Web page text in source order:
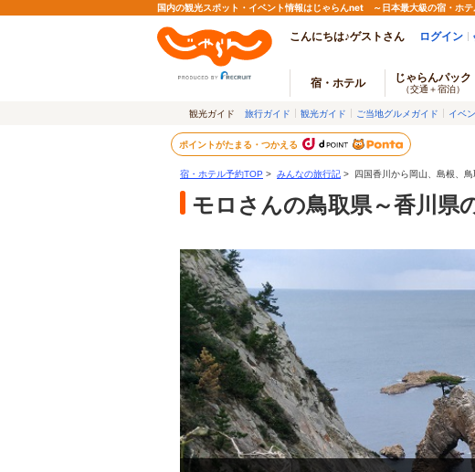
国内の観光スポット・イベント情報はじゃらんnet ～日本最大級の宿・ホテ
こんにちは♪ゲストさん ログイン
宿・ホテル じゃらんパック
（交通＋宿泊）
観光ガイド 旅行ガイド 観光ガイド ご当地グルメガイド イベ
ポイントがたまる・つかえる
宿・ホテル予約TOP > みんなの旅行記 > 四国香川から岡山、島根、鳥
モロさんの鳥取県～香川県